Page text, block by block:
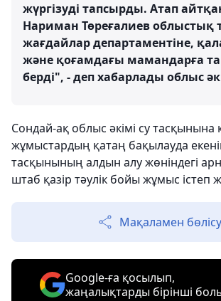
жүргізуді тапсырды. Атап
Нариман Төреғалиев облыстық
жағдайлар департаментіне,
және қоғамдағы мамандарға
берді", - деп хабарлады облыс
Сондай-ақ облыс әкімі су тасқынына
жұмыстардың қатаң бақылауда
тасқынының алдын алу жөніндегі
штаб қазір тәулік бойы жұмыс істеп
Мақаламен бөлісу
Google-ға қосылып,
жаңалықтарды бірінші